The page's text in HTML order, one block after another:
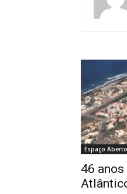
Espaço Aberto
46